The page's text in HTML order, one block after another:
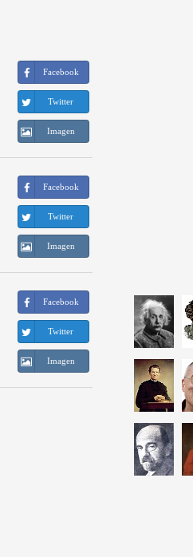
Facebook
Twitter
Imagen
Facebook
Twitter
Imagen
Facebook
Twitter
Imagen